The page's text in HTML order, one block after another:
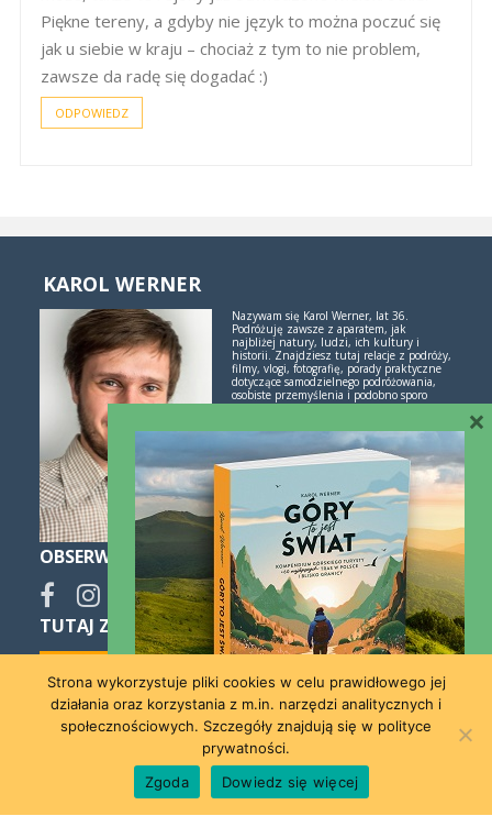
Piękne tereny, a gdyby nie język to można poczuć się
jak u siebie w kraju – chociaż z tym to nie problem,
zawsze da radę się dogadać :)
ODPOWIEDZ
KAROL WERNER
Nazywam się Karol Werner, lat 36.
Podróżuję zawsze z aparatem, jak
najbliżej natury, ludzi, ich kultury i
historii. Znajdziesz tutaj relacje z podróży,
filmy, vlogi, fotografię, porady praktyczne
dotyczące samodzielnego podróżowania,
osobiste przemyślenia i podobno sporo
inspiracji. Jeśli lubisz świetne historie i
polubimy się!
Więcej o mnie i blogu
OBSERWUJ
TUTAJ ZNAJDZIESZ SPOKO NOCLEGI:
Kontakt
Strona wykorzystuje pliki cookies w celu prawidłowego jej
działania oraz korzystania z m.in. narzędzi analitycznych i
społecznościowych. Szczegóły znajdują się w polityce
prywatności.
Zgoda
Dowiedz się więcej
×